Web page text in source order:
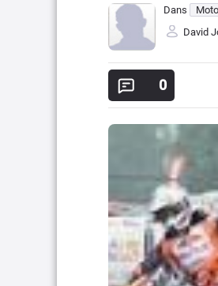
Dans Moto
David
0